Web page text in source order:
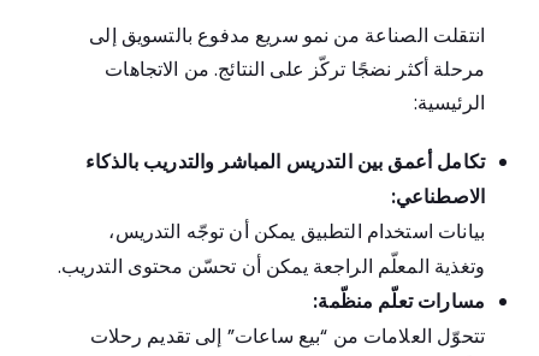
انتقلت الصناعة من نمو سريع مدفوع بالتسويق إلى
مرحلة أكثر نضجًا تركّز على النتائج. من الاتجاهات
الرئيسية:
تكامل أعمق بين التدريس المباشر والتدريب بالذكاء
الاصطناعي:
بيانات استخدام التطبيق يمكن أن توجّه التدريس،
وتغذية المعلّم الراجعة يمكن أن تحسّن محتوى التدريب.
مسارات تعلّم منظّمة:
تتحوّل العلامات من “بيع ساعات” إلى تقديم رحلات